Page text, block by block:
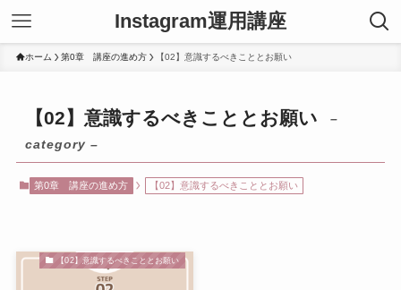
Instagram運用講座
ホーム 第0章 講座の進め方 【02】意識するべきこととお願い
【02】意識するべきこととお願い
–
category –
第0章 講座の進め方 【02】意識するべきこととお願い
【02】意識するべきこととお願い